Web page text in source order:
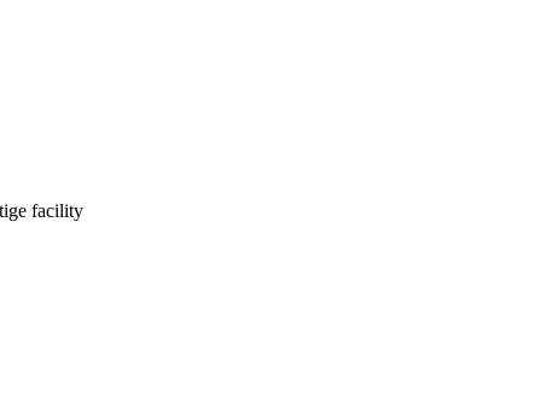
facility